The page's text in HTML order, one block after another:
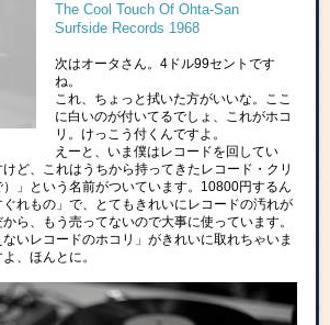
The Cool Touch Of Ohta-San
Surfside Records 1968
次はオータさん。4ドル99セントです
ね。
これ、ちょっと拭いた方がいいな。ここ
に白いのが付いてるでしょ、これがホコ
リ。けっこう付くんですよ。
えーと、いま僕はレコードを回してい
ど、これはうちから持ってきたレコード・クリ
」という名前がついています。10800円するん
れもの」で、とてもきれいにレコードの汚れが
ら、もう売ってないので大事に使っています。
いレコードのホコリ」がきれいに取れちゃいま
、ほんとに。